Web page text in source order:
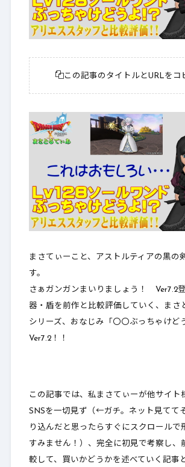
この記事のタイトルとURLをコ
まさてぃーこと、アストルティアの黒の
す。
さぁガンガンまいりましょう！ Ver7.2
器・盾を前作と比較評価していく、まさ
シリーズ、おなじみ「 〇〇ぶっちゃけど
Ver7.2！！
この記事では、私まさてぃーが他サイト
SNSを一切見ず（←ガチ。ネット見てて
り込んだと思ったらすぐにスクロールで
すみません！）、完全に初見で考察し、
較して、 買いかどうかを述べていく 記事